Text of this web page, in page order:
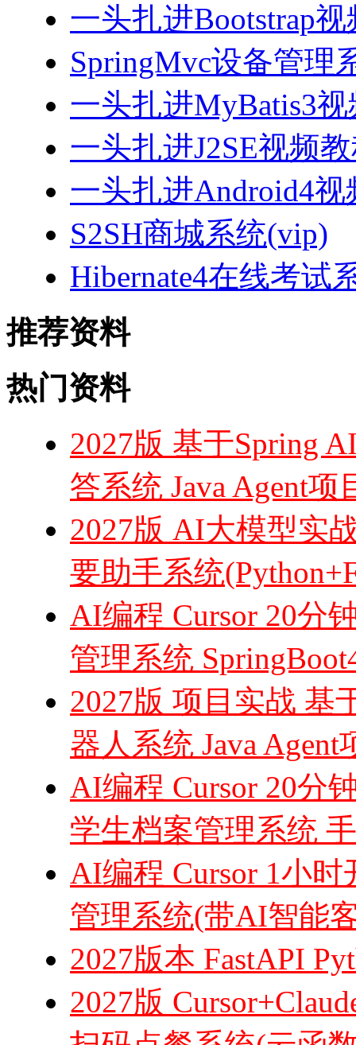
一头扎进Bootstrap
SpringMvc设备管理
一头扎进MyBatis3
一头扎进J2SE视频
一头扎进Android4视
S2SH商城系统(vip)
Hibernate4在线考试
推荐资料
热门资料
2027版 基于Spring
答系统 Java Agent项
2027版 AI大模型实
要助手系统
AI编程 Cursor 20分
管理系统
2027版 项目实战 基
器人系统 Java
AI编程 Cursor 20分
学生档案管理系统
AI编程 Cursor 1小
管理系统(带AI智能
2027版本 FastAPI
2027版